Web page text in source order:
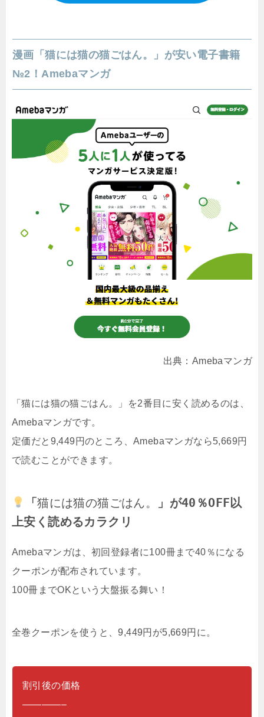
漫画「猫には猫の猫ごはん。」が安い電子書籍
№2！Amebaマンガ
出典：Amebaマンガ
「猫には猫の猫ごはん。」を2番目に安く読めるのは、
Amebaマンガです。
定価だと9,449円のところ、Amebaマンガなら5,669円
で読むことができます。
「猫には猫の猫ごはん。
」が40％OFF以
上安く読めるカラクリ
Amebaマンガは、初回登録者に100冊まで40％になる
クーポンが配布されています。
100冊までOKという大盤振る舞い！
全巻クーポンを使うと、9,449円が5,669円に。
割引後の価格
————–